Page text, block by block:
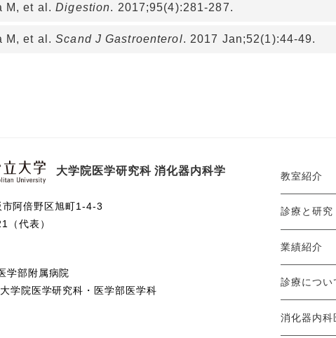
M, et al.Digestion. 2017;95(4):281-287.
M, et al.Scand J Gastroenterol. 2017 Jan;52(1):44-49.
大学院医学研究科 消化器内科学
阿倍野区旭町1-4-3
（代表）
学部附属病院
学院医学研究科・医学部医学科
教室紹介
診療と研究
業績紹介
診療につい
消化器内科